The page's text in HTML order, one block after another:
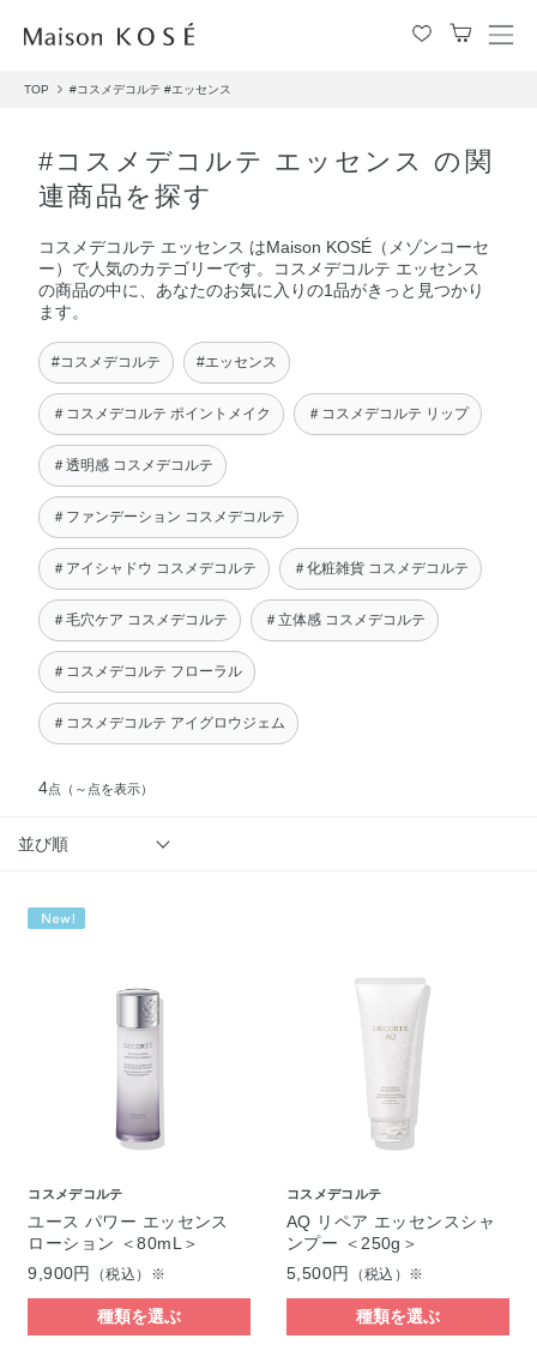
メ
TOP #コスメデコルテ #エッセンス
#コスメデコルテ エッセンス の関
連商品を探す
コスメデコルテ エッセンス はMaison KOSÉ（メゾンコーセ
ー）で人気のカテゴリーです。コスメデコルテ エッセンス
の商品の中に、あなたのお気に入りの1品がきっと見つかり
ます。
#コスメデコルテ #エッセンス
＃コスメデコルテ ポイントメイク ＃コスメデコルテ リップ
＃透明感 コスメデコルテ
＃ファンデーション コスメデコルテ
＃アイシャドウ コスメデコルテ ＃化粧雑貨 コスメデコルテ
＃毛穴ケア コスメデコルテ ＃立体感 コスメデコルテ
＃コスメデコルテ フローラル
＃コスメデコルテ アイグロウジェム
4点 （～点を表示）
並び順
コスメデコルテ
ユース パワー エッセンス
ローション ＜80mL＞
9,900円
（税込）※
種類を選ぶ
コスメデコルテ
AQ リペア エッセンスシャ
ンプー ＜250g＞
5,500円
（税込）※
種類を選ぶ